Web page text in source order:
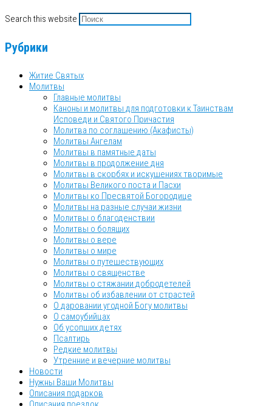
Search this website
Рубрики
Житие Святых
Молитвы
Главные молитвы
Каноны и молитвы для подготовки к Таинствам
Исповеди и Святого Причастия
Молитва по соглашению (Акафисты)
Молитвы Ангелам
Молитвы в памятные даты
Молитвы в продолжение дня
Молитвы в скорбях и искушениях творимые
Молитвы Великого поста и Пасхи
Молитвы ко Пресвятой Богородице
Молитвы на разные случаи жизни
Молитвы о благоденствии
Молитвы о болящих
Молитвы о вере
Молитвы о мире
Молитвы о путешествующих
Молитвы о священстве
Молитвы о стяжании добродетелей
Молитвы об избавлении от страстей
О даровании угодной Богу молитвы
О самоубийцах
Об усопших детях
Псалтирь
Редкие молитвы
Утренние и вечерние молитвы
Новости
Нужны Ваши Молитвы
Описания подарков